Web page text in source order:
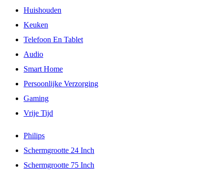
Huishouden
Keuken
Telefoon En Tablet
Audio
Smart Home
Persoonlijke Verzorging
Gaming
Vrije Tijd
Philips
Schermgrootte 24 Inch
Schermgrootte 75 Inch